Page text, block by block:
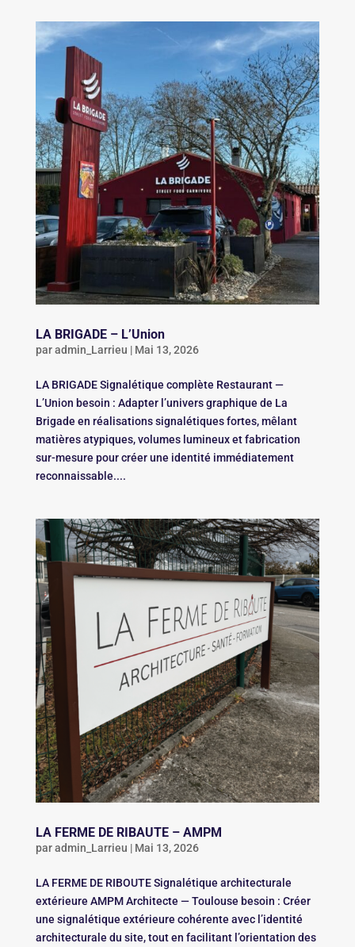
LA BRIGADE – L’Union
paradmin_Larrieu | Mai 13, 2026
LA BRIGADE Signalétique complète Restaurant —
L’Union besoin : Adapter l’univers graphique de La
Brigade en réalisations signalétiques fortes, mêlant
matières atypiques, volumes lumineux et fabrication
sur-mesure pour créer une identité immédiatement
reconnaissable....
LA FERME DE RIBAUTE – AMPM
paradmin_Larrieu | Mai 13, 2026
LA FERME DE RIBOUTE Signalétique architecturale
extérieure AMPM Architecte — Toulouse besoin : Créer
une signalétique extérieure cohérente avec l’identité
architecturale du site, tout en facilitant l’orientation des